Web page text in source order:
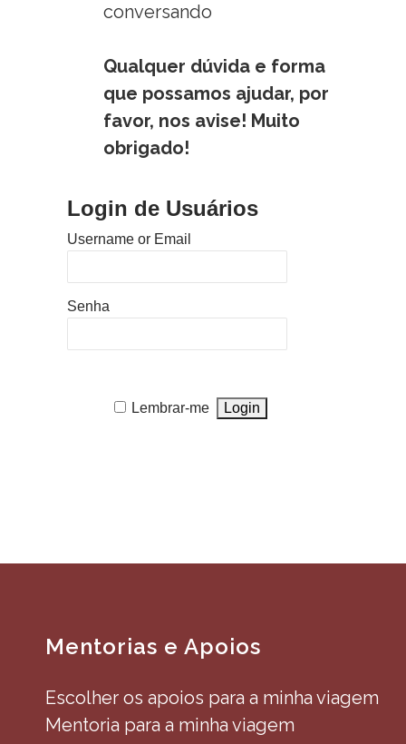
conversando
Qualquer dúvida e forma
que possamos ajudar, por
favor, nos avise! Muito
obrigado!
Login de Usuários
Username or Email
Senha
Lembrar-me
Mentorias e Apoios
Escolher os apoios para a minha viagem
Mentoria para a minha viagem